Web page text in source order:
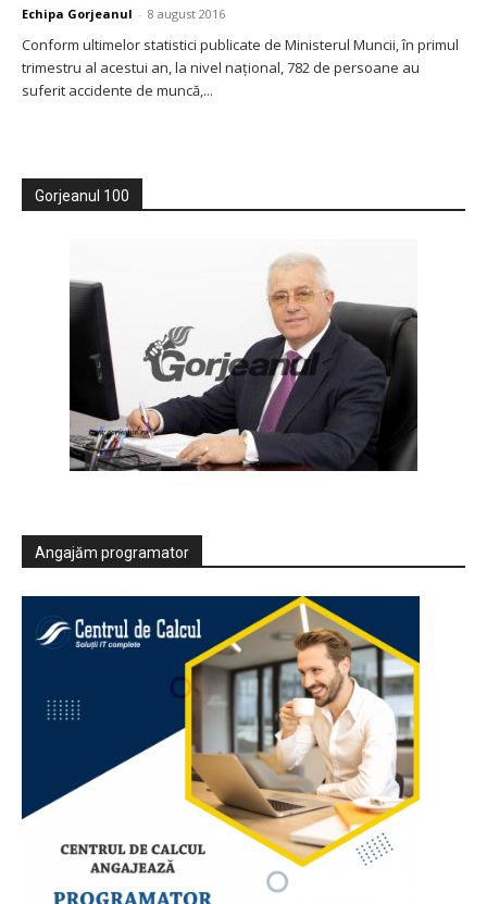
Echipa Gorjeanul - 8 august 2016
Conform ultimelor statistici publicate de Ministerul Muncii, în primul
trimestru al acestui an, la nivel naţional, 782 de persoane au
suferit accidente de muncă,...
Gorjeanul 100
Angajăm programator